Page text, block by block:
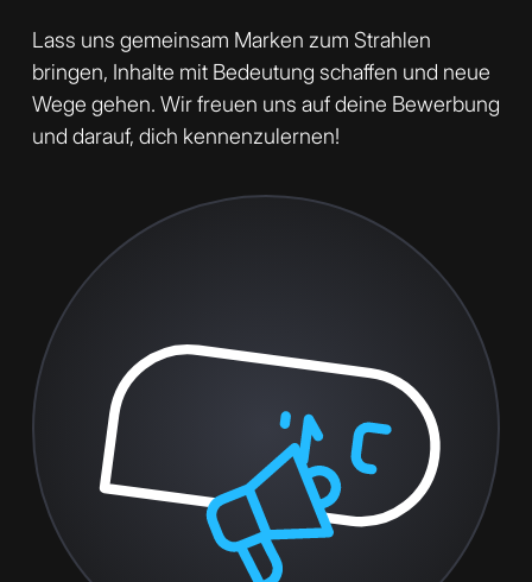
Lass uns gemeinsam Marken zum Strahlen
bringen, Inhalte mit Bedeutung schaffen und neue
Wege gehen. Wir freuen uns auf deine Bewerbung
und darauf, dich kennenzulernen!